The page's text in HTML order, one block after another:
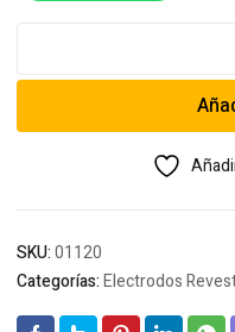
Alloy
1/8
SKU:01120
Categorías:Electrodos